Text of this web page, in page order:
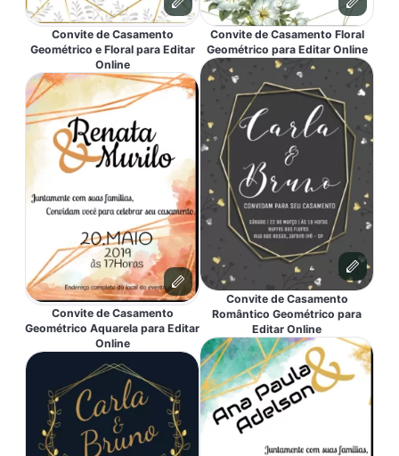
Convite de Casamento
Geométrico e Floral para Editar
Online
Convite de Casamento
Geométrico Aquarela para Editar
Online
Convite de Casamento Floral
Geométrico para Editar Online
Convite de Casamento
Romântico Geométrico para
Editar Online